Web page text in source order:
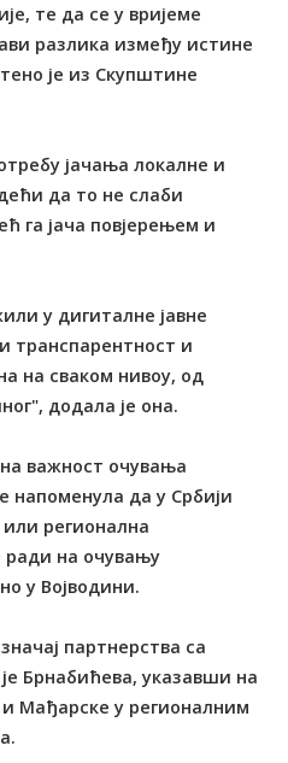
те да се у вријеме
разлика између истине
је из Скупштине
јачања локалне и
да то не слаби
га јача повјерењем и
у дигиталне јавне
транспарентност и
на сваком нивоу, од
додала је она.
важност очувања
напоменула да у Србији
или регионална
ради на очувању
у Војводини.
партнерства са
Брнабићева, указавши на
Мађарске у регионалним